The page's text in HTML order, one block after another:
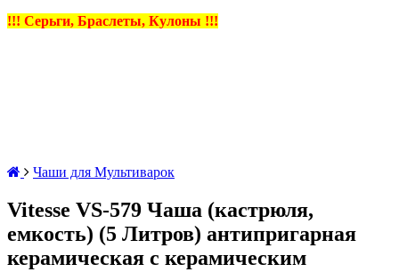
!!! Серьги, Браслеты, Кулоны !!!
Чаши для Мультиварок
Vitesse VS-579 Чаша (кастрюля,
емкость) (5 Литров) антипригарная
керамическая с керамическим